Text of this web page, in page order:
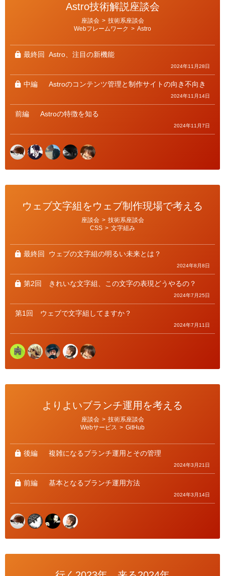
Astro技術解説座談会
ー
座談会 > 技術系座談会
Webフレームワーク > Astro
最終回 Astro、注目の新機能
2024年11月28日
中編 Astroのコンテンツ管理と制作サイトの向き不向き
2024年11月14日
前編 Astroの特徴を知る
2024年11月7日
ウェブ文字組をウェブ制作現場で考える
ー
座談会 > 技術系座談会
CSS > 文字組み
最終回 ウェブの文字組の明るい未来とは？
2024年8月8日
第2回 きれいな文字組、この文字の表現どうやるの？
2024年7月25日
第1回 ウェブで文字組してますか？
2024年7月11日
よりよいブランチ運用を考える
ー
座談会 > 技術系座談会
Webサービス > GitHub
後編 複雑になるブランチ運用とその管理
2024年3月21日
前編 基本となるブランチ運用方法
2024年3月14日